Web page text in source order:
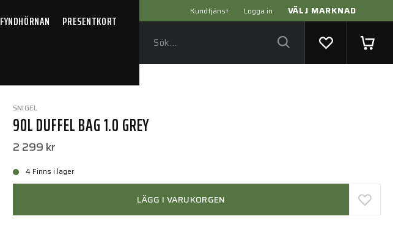
Kundtjänst Logga in VÄLJ MARKNAD
FYNDHÖRNAN PRESENTKORT
SNIGEL
90L DUFFEL BAG 1.0 GREY
2 299 kr
4 Finns i lager
LÄGG I VARUKORGEN